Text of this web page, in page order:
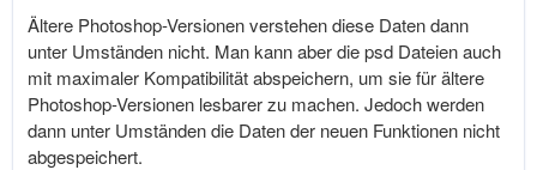
Ältere Photoshop-Versionen verstehen diese Daten dann
unter Umständen nicht. Man kann aber die psd Dateien auch
mit maximaler Kompatibilität abspeichern, um sie für ältere
Photoshop-Versionen lesbarer zu machen. Jedoch werden
dann unter Umständen die Daten der neuen Funktionen nicht
abgespeichert.